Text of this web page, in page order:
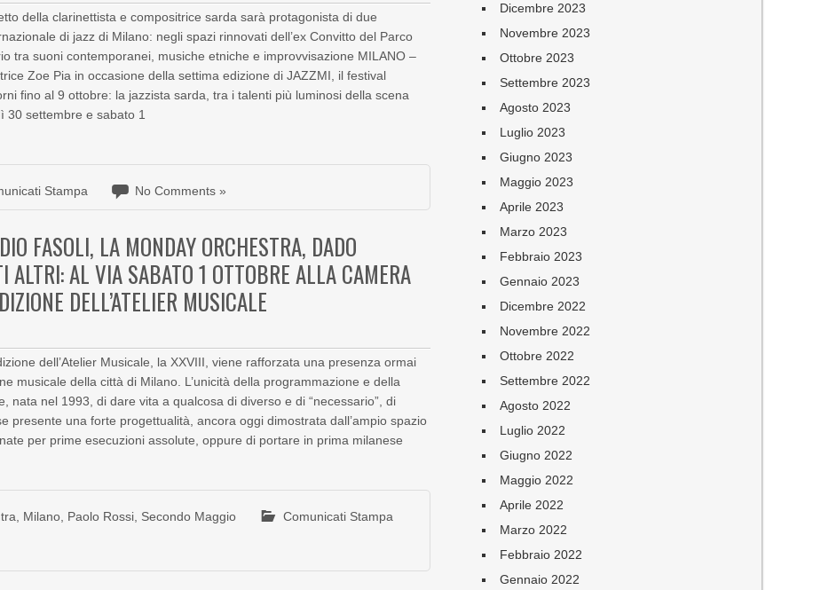
della clarinettista e compositrice sarda sarà protagonista di due
di jazz di Milano: negli spazi rinnovati dell’ex Convitto del Parco
tra suoni contemporanei, musiche etniche e improvvisazione MILANO –
Zoe Pia in occasione della settima edizione di JAZZMI, il festival
fino al 9 ottobre: la jazzista sarda, tra i talenti più luminosi della scena
30 settembre e sabato 1
Stampa No Comments »
FASOLI, LA MONDAY ORCHESTRA, DADO
ALTRI: AL VIA SABATO 1 OTTOBRE ALLA CAMERA
DELL’ATELIER MUSICALE
dell’Atelier Musicale, la XXVIII, viene rafforzata una presenza ormai
musicale della città di Milano. L’unicità della programmazione e della
nata nel 1993, di dare vita a qualcosa di diverso e di “necessario”, di
presente una forte progettualità, ancora oggi dimostrata dall’ampio spazio
per prime esecuzioni assolute, oppure di portare in prima milanese
Milano Paolo Rossi Secondo Maggio Comunicati Stampa
Dicembre 2023
Novembre 2023
Ottobre 2023
Settembre 2023
Agosto 2023
Luglio 2023
Giugno 2023
Maggio 2023
Aprile 2023
Marzo 2023
Febbraio 2023
Gennaio 2023
Dicembre 2022
Novembre 2022
Ottobre 2022
Settembre 2022
Agosto 2022
Luglio 2022
Giugno 2022
Maggio 2022
Aprile 2022
Marzo 2022
Febbraio 2022
Gennaio 2022